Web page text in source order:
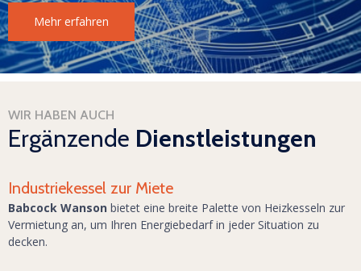
Mehr erfahren
WIR HABEN AUCH
Ergänzende Dienstleistungen
Industriekessel zur Miete
Babcock Wanson bietet eine breite Palette von Heizkesseln zur
Vermietung an, um Ihren Energiebedarf in jeder Situation zu
decken.